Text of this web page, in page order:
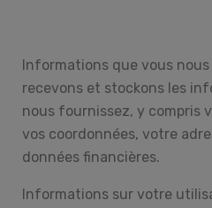
Informations que vous
recevons et stockons les
nous fournissez, y compris
vos coordonnées, votre
données financières.
Informations sur votre